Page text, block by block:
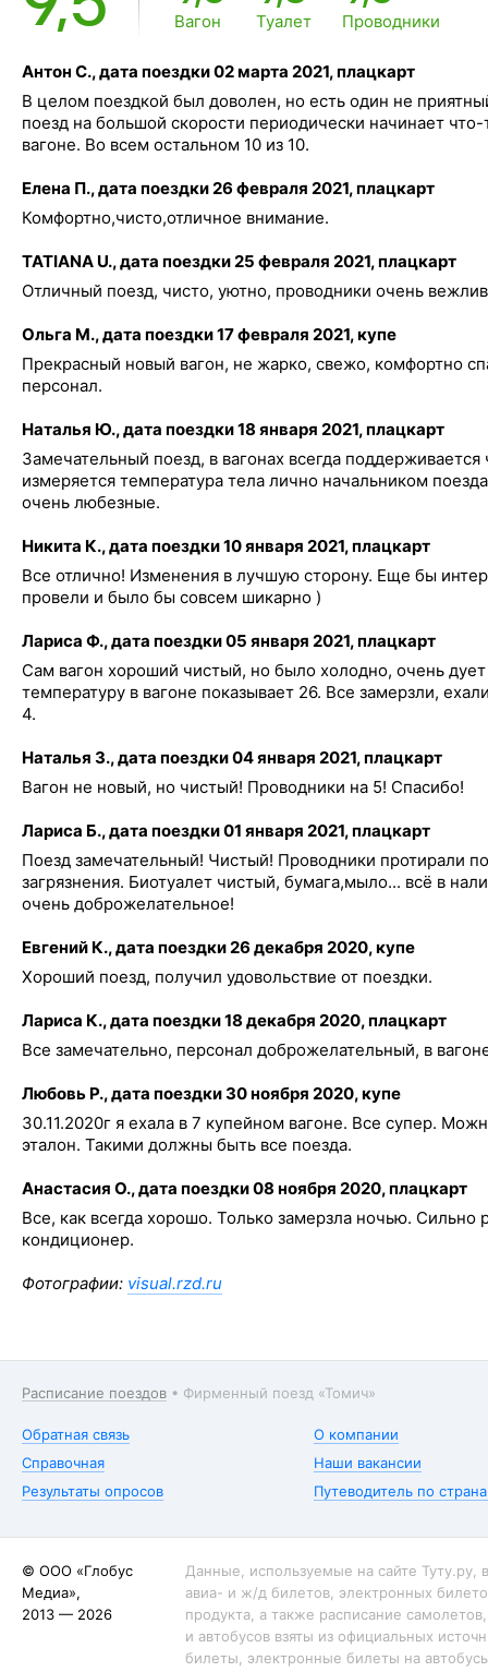
Вагон Туалет Проводники
Антон С., дата поездки 02 марта 2021, плацкарт
В целом поездкой был доволен, но есть один не
поезд на большой скорости периодически начинает
вагоне. Во всем остальном 10 из 10.
Елена П., дата поездки 26 февраля 2021, плацкарт
Комфортно,чисто,отличное внимание.
TATIANA U., дата поездки 25 февраля 2021, плацкарт
Отличный поезд, чисто, уютно, проводники очень
Ольга М., дата поездки 17 февраля 2021, купе
Прекрасный новый вагон, не жарко, свежо, комфортно
персонал.
Наталья Ю., дата поездки 18 января 2021, плацкарт
Замечательный поезд, в вагонах всегда поддерживается
измеряется температура тела лично начальником
очень любезные.
Никита К., дата поездки 10 января 2021, плацкарт
Все отлично! Изменения в лучшую сторону. Еще бы
провели и было бы совсем шикарно )
Лариса Ф., дата поездки 05 января 2021, плацкарт
Сам вагон хороший чистый, но было холодно, очень
температуру в вагоне показывает 26. Все замерзли,
4.
Наталья З., дата поездки 04 января 2021, плацкарт
Вагон не новый, но чистый! Проводники на 5! Спасибо!
Лариса Б., дата поездки 01 января 2021, плацкарт
Поезд замечательный! Чистый! Проводники протирали
загрязнения. Биотуалет чистый, бумага,мыло... всё в
очень доброжелательное!
Евгений К., дата поездки 26 декабря 2020, купе
Хороший поезд, получил удовольствие от поездки.
Лариса К., дата поездки 18 декабря 2020, плацкарт
Все замечательно, персонал доброжелательный, в
Любовь Р., дата поездки 30 ноября 2020, купе
30.11.2020г я ехала в 7 купейном вагоне. Все супер.
эталон. Такими должны быть все поезда.
Анастасия О., дата поездки 08 ноября 2020, плацкарт
Все, как всегда хорошо. Только замерзла ночью. Сильно
кондиционер.
Фотографии: visual.rzd.ru
Расписание поездов • Фирменный поезд «Томич»
Обратная связь
Справочная
Результаты опросов
О компании
Наши вакансии
Путеводитель по
© ООО «Глобус
Медиа»,
2013 — 2026
Данные, используемые на сайте Туту.ру,
авиа- и ж/д билетов, электронных
продукта, а также расписание
и автобусов взяты из официальных
билеты, электронные билеты на